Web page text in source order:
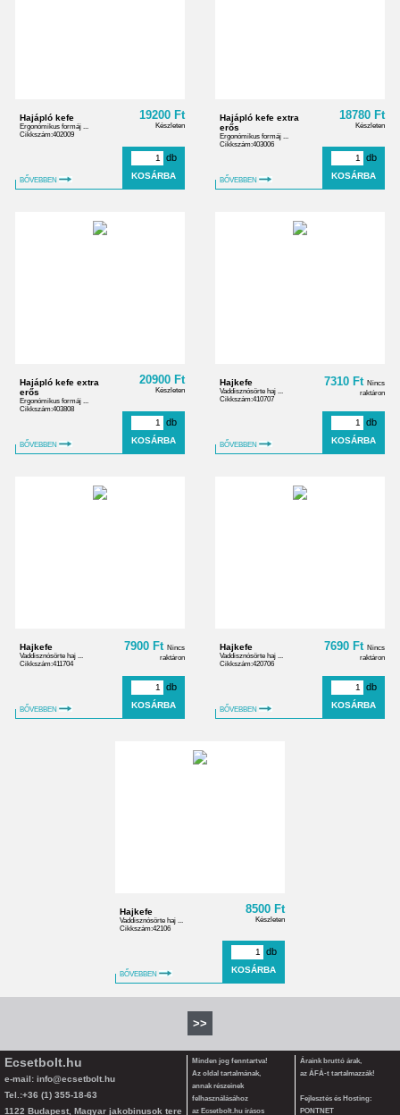
Hajápló kefe
Ergonómikus formáj ...
Cikkszám:402009
BŐVEBBEN
19200 Ft
Készleten
db
Hajápló kefe extra
erős
Ergonómikus formáj ...
Cikkszám:403006
BŐVEBBEN
18780 Ft
Készleten
db
Hajápló kefe extra
erős
Ergonómikus formáj ...
Cikkszám:403808
BŐVEBBEN
20900 Ft
Készleten
db
Hajkefe
Vaddisznósörte haj ...
Cikkszám:410707
BŐVEBBEN
7310 Ft Nincs
raktáron
db
Hajkefe
Vaddisznósörte haj ...
Cikkszám:411704
BŐVEBBEN
7900 Ft Nincs
raktáron
db
Hajkefe
Vaddisznósörte haj ...
Cikkszám:420706
BŐVEBBEN
7690 Ft Nincs
raktáron
db
Hajkefe
Vaddisznósörte haj ...
Cikkszám:42106
BŐVEBBEN
8500 Ft
Készleten
db
>>
Ecsetbolt.hu
e-mail: info@ecsetbolt.hu
Tel.:+36 (1) 355-18-63
1122 Budapest, Magyar jakobinusok tere
Minden jog fenntartva!
Az oldal tartalmának,
annak részeinek
felhasználásához
az Ecsetbolt.hu írásos
Áraink bruttó árak,
az ÁFÁ-t tartalmazzák!
Fejlesztés és Hosting:
PONTNET